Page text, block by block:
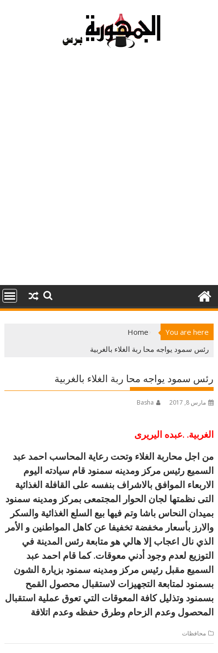
You are here
Home
رئس سمود يواجه محا ربة الغلاء بالغربية
رئس سمود يواجه محا ربة الغلاء بالغربية
مارس 8, 2017 Basha
الغربية. .عبده اليريرى
من اجل محاربة الغلاء وتحت رعاية المحاسب احمد عبد
السميع رئيس مركز ومدينه سمنود قام سيادته اليوم
الاربعاء الموافق بالاشراف بنفسه على القافلة الغذائية
التى نظمتها لجان الحوار المجتمعى بمركز ومدينه سمنود
بميدان النحاس باشا وتم فيها بيع السلع الغذائية والسكر
والارز بأسعار مخفضة تخفيفا عن كاهل المواطنين و الأمر
الذي نال اعجاب إلا هالي هو متابعة رئس المدينة في
التوزيع لعدم وجود أدني معوقات. كما قام احمد عبد
السميع مقبل رئيس مركز ومدينه سمنود بزيارة الشون
بسمنود لمتابعة التجهيزات لاستقبال محصول القمح
بسمنود وتذليل كافة المعوقات التي تعوق عملية استقبال
المحصول وعدم الزحام وطرق حفظه وعدم اتلافة
محافظات